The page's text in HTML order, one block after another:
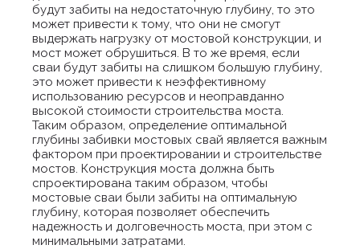
будут забиты на недостаточную глубину, то это
может привести к тому, что они не смогут
выдержать нагрузку от мостовой конструкции, и
мост может обрушиться. В то же время, если
сваи будут забиты на слишком большую глубину,
это может привести к неэффективному
использованию ресурсов и неоправданно
высокой стоимости строительства моста.
Таким образом, определение оптимальной
глубины забивки мостовых свай является важным
фактором при проектировании и строительстве
мостов. Конструкция моста должна быть
спроектирована таким образом, чтобы
мостовые сваи были забиты на оптимальную
глубину, которая позволяет обеспечить
надежность и долговечность моста, при этом с
минимальными затратами.